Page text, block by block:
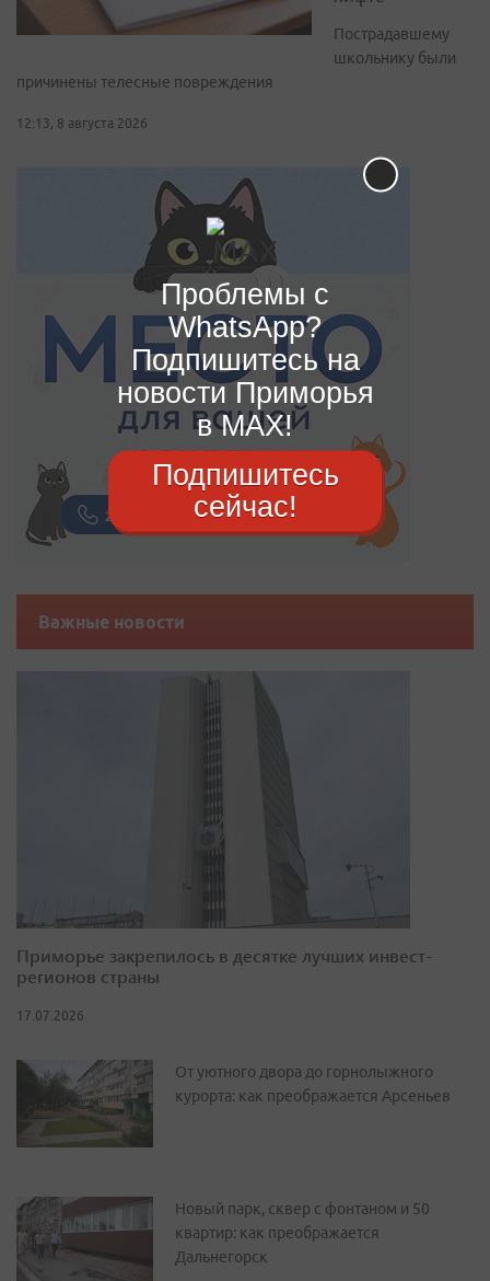
Пострадавшему
школьнику были
причинены телесные повреждения
12:13, 8 августа 2026
Важные новости
Приморье закрепилось в десятке лучших инвест-
регионов страны
17.07.2026
От уютного двора до горнолыжного
курорта: как преображается Арсеньев
Новый парк, сквер с фонтаном и 50
квартир: как преображается
Дальнегорск
Проблемы с
WhatsApp?
Подпишитесь на
новости Приморья
в MAX!
Подпишитесь
сейчас!